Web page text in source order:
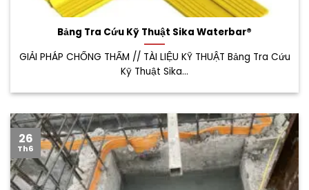
Bảng Tra Cứu Kỹ Thuật Sika Waterbar®
GIẢI PHÁP CHỐNG THẤM // TÀI LIỆU KỸ THUẬT Bảng Tra Cứu
Kỹ Thuật Sika...
26
Th6